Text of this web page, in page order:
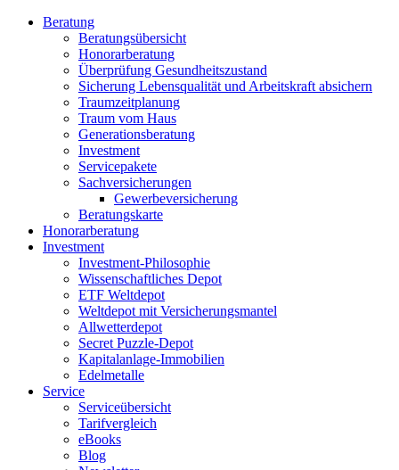
Beratung
Beratungsübersicht
Honorarberatung
Überprüfung Gesundheitszustand
Sicherung Lebensqualität und Arbeitskraft absichern
Traumzeitplanung
Traum vom Haus
Generationsberatung
Investment
Servicepakete
Sachversicherungen
Gewerbeversicherung
Beratungskarte
Honorarberatung
Investment
Investment-Philosophie
Wissenschaftliches Depot
ETF Weltdepot
Weltdepot mit Versicherungsmantel
Allwetterdepot
Secret Puzzle-Depot
Kapitalanlage-Immobilien
Edelmetalle
Service
Serviceübersicht
Tarifvergleich
eBooks
Blog